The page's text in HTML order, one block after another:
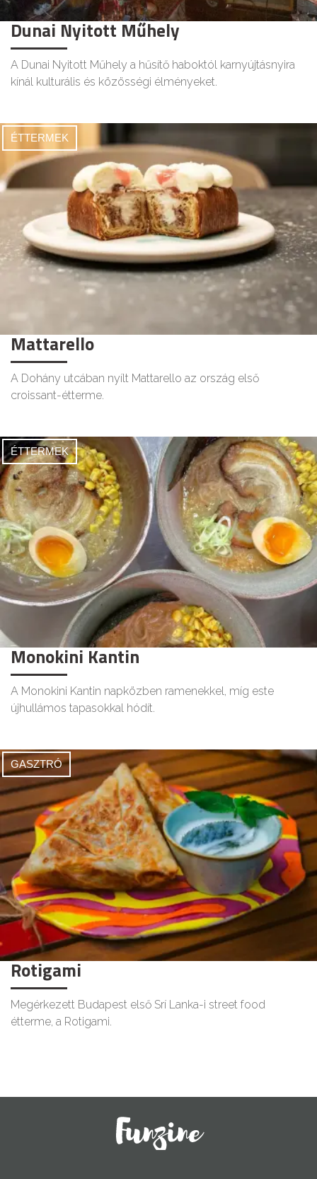
Dunai Nyitott Műhely
A Dunai Nyitott Műhely a hűsítő haboktól karnyújtásnyira
kínál kulturális és közösségi élményeket.
ÉTTERMEK
Mattarello
A Dohány utcában nyílt Mattarello az ország első
croissant-étterme.
ÉTTERMEK
Monokini Kantin
A Monokini Kantin napközben ramenekkel, míg este
újhullámos tapasokkal hódít.
GASZTRÓ
Rotigami
Megérkezett Budapest első Srí Lanka-i street food
étterme, a Rotigami.